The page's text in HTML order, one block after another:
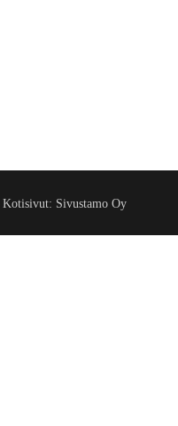
Kotisivut: Sivustamo Oy